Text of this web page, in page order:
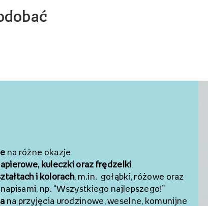
na różne okazje
, kuleczki oraz frędzelki
i kolorach, m.in. gołąbki, różowe oraz
np. “Wszystkiego najlepszego!”
na przyjęcia urodzinowe, weselne, komunijne